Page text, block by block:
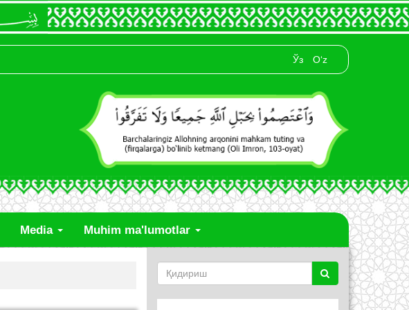
Ўз O‘z
Media Muhim ma'lumotlar